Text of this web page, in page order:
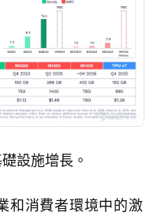
設施增長。
和消費者環境中的激